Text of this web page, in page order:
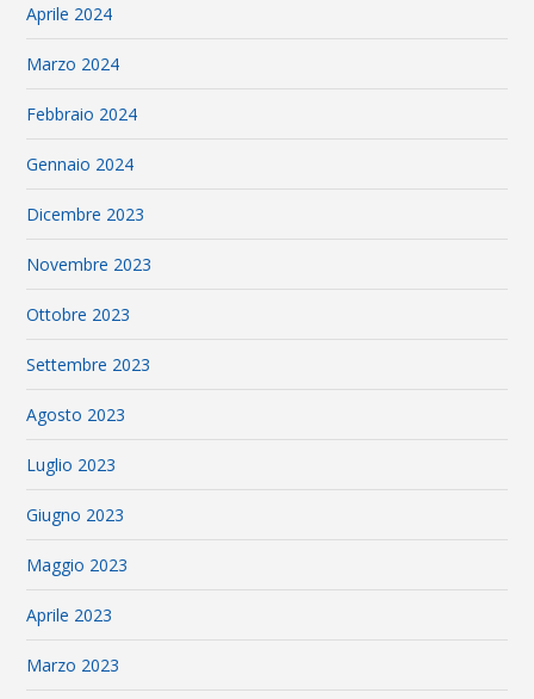
Aprile 2024
Marzo 2024
Febbraio 2024
Gennaio 2024
Dicembre 2023
Novembre 2023
Ottobre 2023
Settembre 2023
Agosto 2023
Luglio 2023
Giugno 2023
Maggio 2023
Aprile 2023
Marzo 2023